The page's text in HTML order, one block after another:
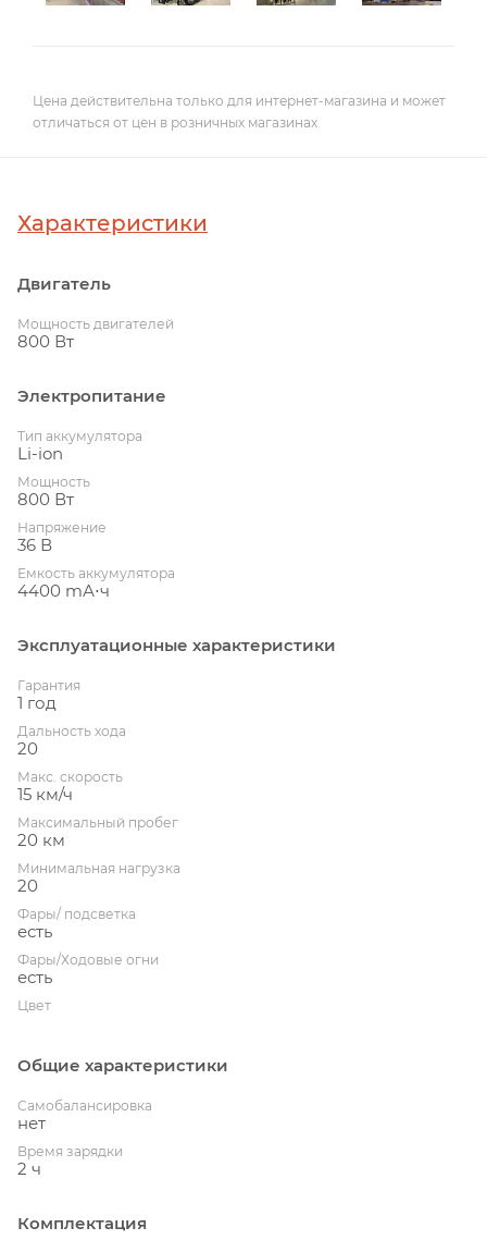
Цена действительна только для интернет-магазина и может
отличаться от цен в розничных магазинах
Характеристики
Двигатель
Мощность двигателей
800 Вт
Электропитание
Тип аккумулятора
Li-ion
Мощность
800 Вт
Напряжение
36 В
Емкость аккумулятора
4400 mА⋅ч
Эксплуатационные характеристики
Гарантия
1 год
Дальность хода
20
Макс. скорость
15 км/ч
Максимальный пробег
20 км
Минимальная нагрузка
20
Фары/ подсветка
есть
Фары/Ходовые огни
есть
Цвет
Общие характеристики
Cамобалансировка
нет
Время зарядки
2 ч
Комплектация